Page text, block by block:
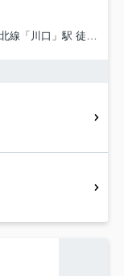
「川口」駅 徒歩18分